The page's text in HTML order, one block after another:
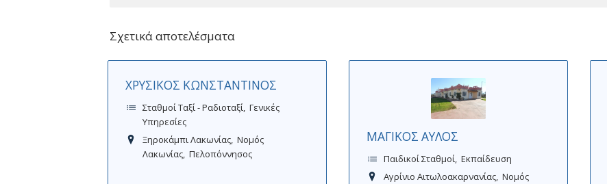
Σχετικά αποτελέσματα
ΧΡΥΣΙΚΟΣ ΚΩΝΣΤΑΝΤΙΝΟΣ
Σταθμοί Ταξί - Ραδιοταξί Γενικές
Υπηρεσίες
Ξηροκάμπι Λακωνίας Νομός
Λακωνίας Πελοπόννησος
ΜΑΓΙΚΟΣ ΑΥΛΟΣ
Παιδικοί Σταθμοί Εκπαίδευση
Αγρίνιο Αιτωλοακαρνανίας Νομός